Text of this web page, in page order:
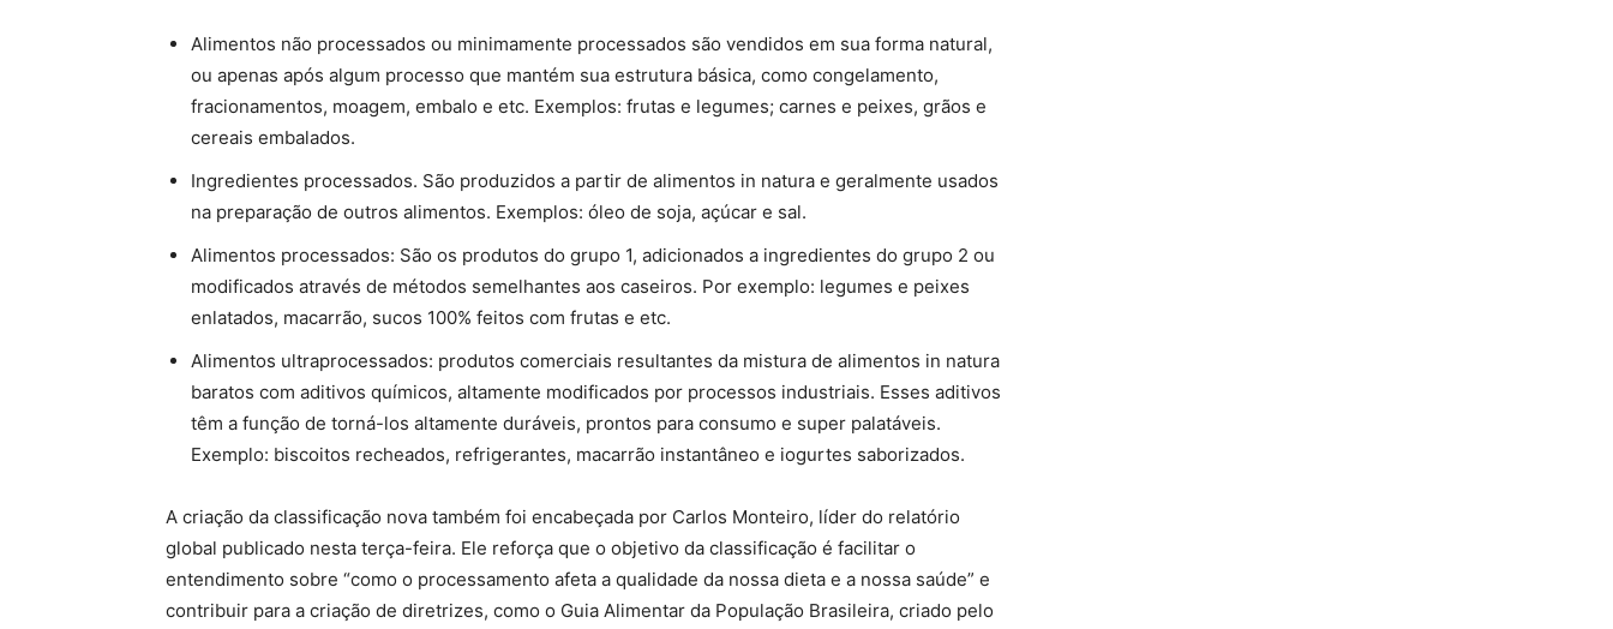
Alimentos não processados ou minimamente processados são vendidos em sua forma natural,
ou apenas após algum processo que mantém sua estrutura básica, como congelamento,
fracionamentos, moagem, embalo e etc. Exemplos: frutas e legumes; carnes e peixes, grãos e
cereais embalados.
Ingredientes processados. São produzidos a partir de alimentos in natura e geralmente usados
na preparação de outros alimentos. Exemplos: óleo de soja, açúcar e sal.
Alimentos processados: São os produtos do grupo 1, adicionados a ingredientes do grupo 2 ou
modificados através de métodos semelhantes aos caseiros. Por exemplo: legumes e peixes
enlatados, macarrão, sucos 100% feitos com frutas e etc.
Alimentos ultraprocessados: produtos comerciais resultantes da mistura de alimentos in natura
baratos com aditivos químicos, altamente modificados por processos industriais. Esses aditivos
têm a função de torná-los altamente duráveis, prontos para consumo e super palatáveis.
Exemplo: biscoitos recheados, refrigerantes, macarrão instantâneo e iogurtes saborizados.
A criação da classificação nova também foi encabeçada por Carlos Monteiro, líder do relatório
global publicado nesta terça-feira. Ele reforça que o objetivo da classificação é facilitar o
entendimento sobre “como o processamento afeta a qualidade da nossa dieta e a nossa saúde” e
contribuir para a criação de diretrizes, como o Guia Alimentar da População Brasileira, criado pelo